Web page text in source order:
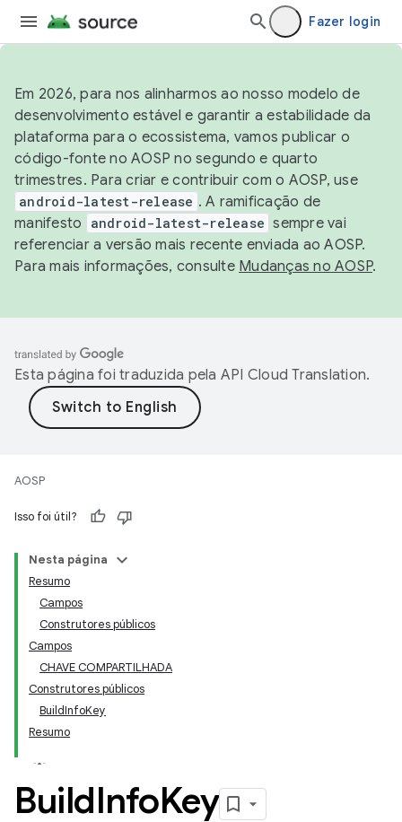
Fazer login
Em 2026, para nos alinharmos ao nosso modelo de
desenvolvimento estável e garantir a estabilidade da
plataforma para o ecossistema, vamos publicar o
código-fonte no AOSP no segundo e quarto
trimestres. Para criar e contribuir com o AOSP, use
android-latest-release . A ramificação de
manifesto
android-latest-release sempre vai
referenciar a versão mais recente enviada ao AOSP.
Para mais informações, consulte Mudanças no AOSP.
Esta página foi traduzida pela API Cloud Translation.
AOSP
Isso foi útil?
Nesta página
Resumo
Campos
Construtores públicos
Campos
CHAVE COMPARTILHADA
Construtores públicos
BuildInfoKey
Resumo
BuildInfoKey